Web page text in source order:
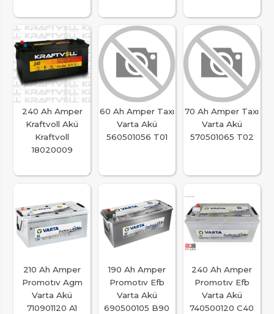
240 Ah Amper
Kraftvoll Akü
Kraftvoll
18020009
60 Ah Amper Taxı
Varta Akü
560501056 T01
70 Ah Amper Taxı
Varta Akü
570501065 T02
210 Ah Amper
Promotıv Agm
Varta Akü
710901120 A1
190 Ah Amper
Promotıv Efb
Varta Akü
690500105 B90
240 Ah Amper
Promotıv Efb
Varta Akü
740500120 C40